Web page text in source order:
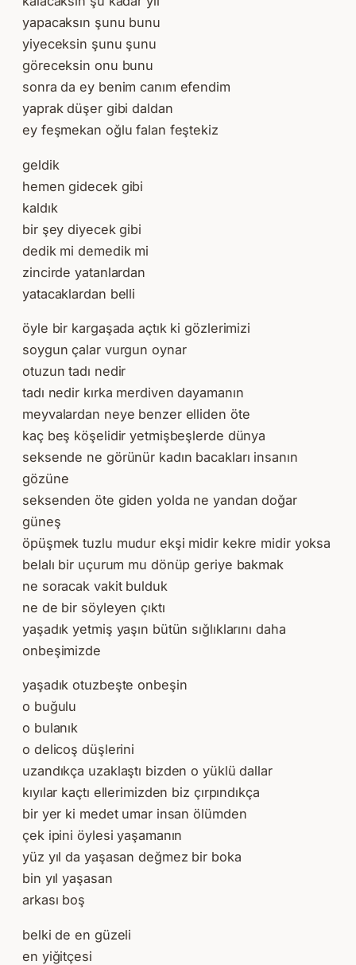
yapacaksın şunu bunu
yiyeceksin şunu şunu
göreceksin onu bunu
sonra da ey benim canım efendim
yaprak düşer gibi daldan
ey feşmekan oğlu falan feştekiz
geldik
hemen gidecek gibi
kaldık
bir şey diyecek gibi
dedik mi demedik mi
zincirde yatanlardan
yatacaklardan belli
öyle bir kargaşada açtık ki gözlerimizi
soygun çalar vurgun oynar
otuzun tadı nedir
tadı nedir kırka merdiven dayamanın
meyvalardan neye benzer elliden öte
kaç beş köşelidir yetmişbeşlerde dünya
seksende ne görünür kadın bacakları insanın
gözüne
seksenden öte giden yolda ne yandan doğar
güneş
öpüşmek tuzlu mudur ekşi midir kekre midir yoksa
belalı bir uçurum mu dönüp geriye bakmak
ne soracak vakit bulduk
ne de bir söyleyen çıktı
yaşadık yetmiş yaşın bütün sığlıklarını daha
onbeşimizde
yaşadık otuzbeşte onbeşin
o buğulu
o bulanık
o delicoş düşlerini
uzandıkça uzaklaştı bizden o yüklü dallar
kıyılar kaçtı ellerimizden biz çırpındıkça
bir yer ki medet umar insan ölümden
çek ipini öylesi yaşamanın
yüz yıl da yaşasan değmez bir boka
bin yıl yaşasan
arkası boş
belki de en güzeli
en yiğitçesi